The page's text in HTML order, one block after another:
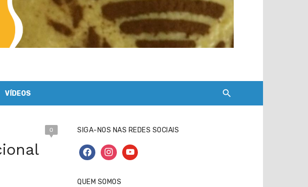
VÍDEOS
0 SIGA-NOS NAS REDES SOCIAIS
facebookinstagramyoutube
QUEM SOMOS